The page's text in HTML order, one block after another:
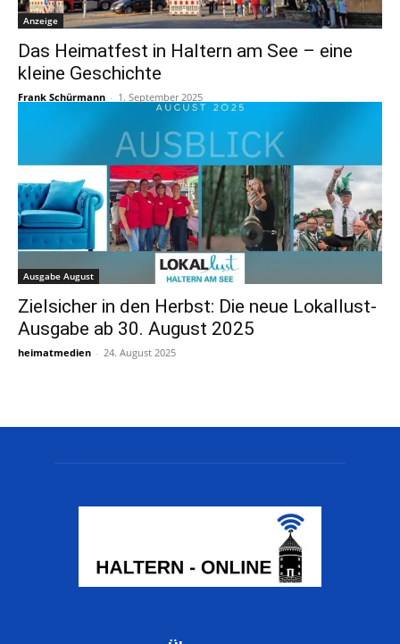
Anzeige
Das Heimatfest in Haltern am See – eine
kleine Geschichte
Frank Schürmann - 1. September 2025
Ausgabe August
Zielsicher in den Herbst: Die neue Lokallust-
Ausgabe ab 30. August 2025
heimatmedien - 24. August 2025